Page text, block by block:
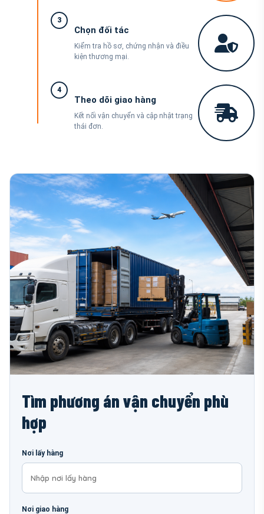
3
Chọn đối tác
Kiểm tra hồ sơ, chứng nhận và điều
kiện thương mại.
4
Theo dõi giao hàng
Kết nối vận chuyển và cập nhật trạng
thái đơn.
Tìm phương án vận chuyển phù
hợp
Nơi lấy hàng
Nơi giao hàng